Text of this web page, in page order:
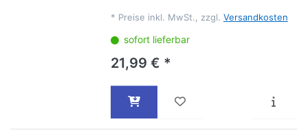
* Preise inkl. MwSt., zzgl. Versandkosten
sofort lieferbar
21,99 € *